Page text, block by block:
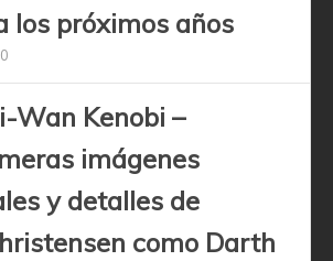
los próximos años
Wan Kenobi –
imágenes
y detalles de
como Darth